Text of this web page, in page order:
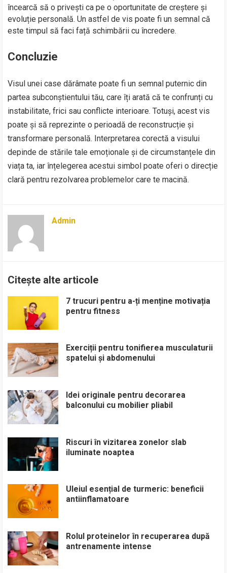
încearcă să o privești ca pe o oportunitate de creștere și
evoluție personală. Un astfel de vis poate fi un semnal că
este timpul să faci față schimbării cu încredere.
Concluzie
Visul unei case dărâmate poate fi un semnal puternic din
partea subconștientului tău, care îți arată că te confrunți cu
instabilitate, frici sau conflicte interioare. Totuși, acest vis
poate și să reprezinte o perioadă de reconstrucție și
transformare personală. Interpretarea corectă a visului
depinde de stările tale emoționale și de circumstanțele din
viața ta, iar înțelegerea acestui simbol poate oferi o direcție
clară pentru rezolvarea problemelor care te macină.
Admin
Citește alte articole
7 trucuri pentru a-ți menține motivația
pentru fitness
Exerciții pentru tonifierea musculaturii
spatelui și abdomenului
Idei originale pentru decorarea
balconului cu mobilier pliabil
Riscuri în vizitarea zonelor slab
iluminate noaptea
Uleiul esențial de turmeric: beneficii
antiinflamatoare
Rolul proteinelor în recuperarea după
antrenamente intense